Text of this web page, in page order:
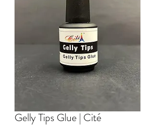
Gelly Tips Glue | Cité